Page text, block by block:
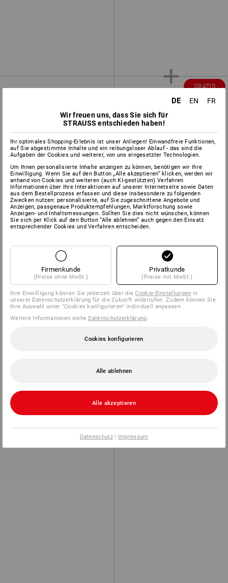
GRATIS
DE EN
FR
Wir freuen uns, dass Sie sich für
STRAUSS entschieden haben!
Ihr optimales Shopping-Erlebnis ist unser Anliegen! Einwandfreie Funktionen,
auf Sie abgestimmte Inhalte und ein reibungsloser Ablauf - das sind die
Aufgaben der Cookies und weiterer, von uns eingesetzter Technologien.
Um Ihnen personalisierte Inhalte anzeigen zu können, benötigen wir Ihre
Einwilligung. Wenn Sie auf den Button „Alle akzeptieren“ klicken, werden wir
anhand von Cookies und weiteren (auch KI-gestützten) Verfahren
Informationen über Ihre Interaktionen auf unserer Internetseite sowie Daten
aus dem Bestellprozess erfassen und diese insbesondere zu folgenden
Zwecken nutzen: personalisierte, auf Sie zugeschnittene Angebote und
Anzeigen, passgenaue Produktempfehlungen, Marktforschung sowie
Anzeigen- und Inhaltsmessungen. Sollten Sie dies nicht wünschen, können
Sie sich per Klick auf den Button “Alle ablehnen” auch gegen den Einsatz
entsprechender Cookies und Verfahren entscheiden.
Firmenkunde
(Preise ohne MwSt.)
Privatkunde
(Preise mit MwSt.)
Ihre Einwilligung können Sie jederzeit über dieCookie-Einstellungen in
unserer Datenschutzerklärung für die Zukunft widerrufen. Zudem können Sie
Ihre Auswahl unter "Cookies konfigurieren" individuell anpassen
Weitere Informationen siehe Datenschutzerklärung.
Cookies konfigurieren
Alle ablehnen
Alle akzeptieren
Datenschutz| Impressum